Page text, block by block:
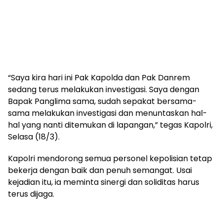
“Saya kira hari ini Pak Kapolda dan Pak Danrem
sedang terus melakukan investigasi. Saya dengan
Bapak Panglima sama, sudah sepakat bersama-
sama melakukan investigasi dan menuntaskan hal-
hal yang nanti ditemukan di lapangan,” tegas Kapolri,
Selasa (18/3).
Kapolri mendorong semua personel kepolisian tetap
bekerja dengan baik dan penuh semangat. Usai
kejadian itu, ia meminta sinergi dan soliditas harus
terus dijaga.